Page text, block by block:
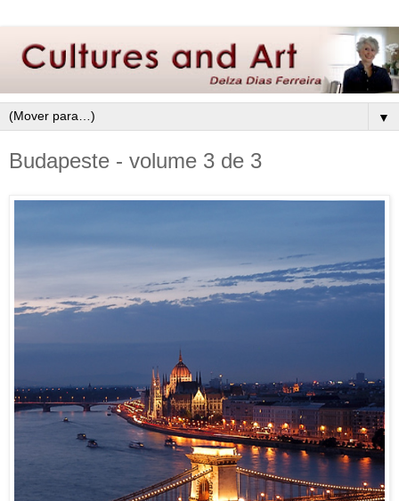
▼
Budapeste - volume 3 de 3